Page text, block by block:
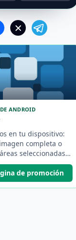
ANDROID
en tu dispositivo:
completa o
seleccionadas
de promoción